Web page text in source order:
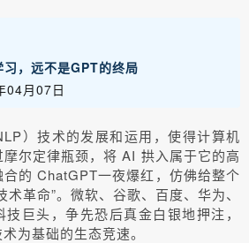
，远不是GPT的终局
04月07日
）技术的发展和运用，使得计算机
尔定律瓶颈，将 AI 拱入属于它的高
的 ChatGPT一夜爆红，仿佛给整个
革命”。微软、谷歌、百度、华为、
巨头，争先恐后真金白银地押注，
为基础的生态竞速。